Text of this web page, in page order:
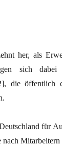
her, als
sich
die öffentlich
für